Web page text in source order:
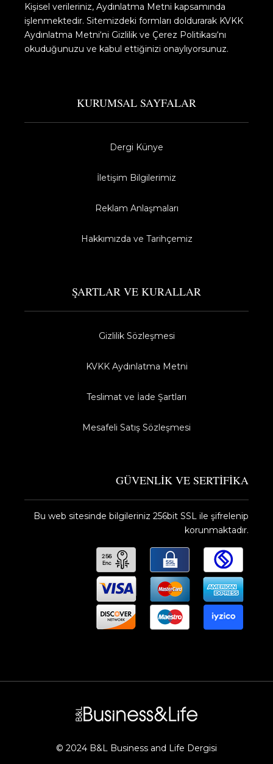
Kişisel verileriniz, Aydınlatma Metni kapsamında
işlenmektedir. Sitemizdeki formları doldurarak KVKK
Aydınlatma Metni‘ni Gizlilik ve Çerez Politikası‘nı
okuduğunuzu ve kabul ettiğinizi onaylıyorsunuz.​
KURUMSAL SAYFALAR
Dergi Künye
İletişim Bilgilerimiz
Reklam Anlaşmaları
Hakkımızda ve Tarihçemiz
ŞARTLAR VE KURALLAR
Gizlilik Sözleşmesi
KVKK Aydınlatma Metni
Teslimat ve İade Şartları
Mesafeli Satış Sözleşmesi
GÜVENLİK VE SERTİFİKA
Bu web sitesinde bilgileriniz 256bit SSL ile şifrelenip
korunmaktadır.
© 2024 B&L Business and Life Dergisi​